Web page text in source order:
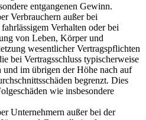
entgangenen Gewinn.
Verbrauchern außer bei
Verhalten oder bei
von Leben, Körper und
wesentlicher Vertragspflichten
bei Vertragsschluss typischerweise
und im übrigen der Höhe nach auf
begrenzt. Dies
wie insbesondere
Unternehmern außer bei der